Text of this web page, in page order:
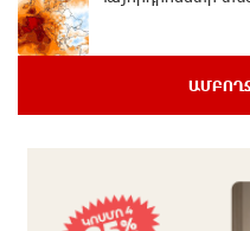
Արտակարգ դեպք՝